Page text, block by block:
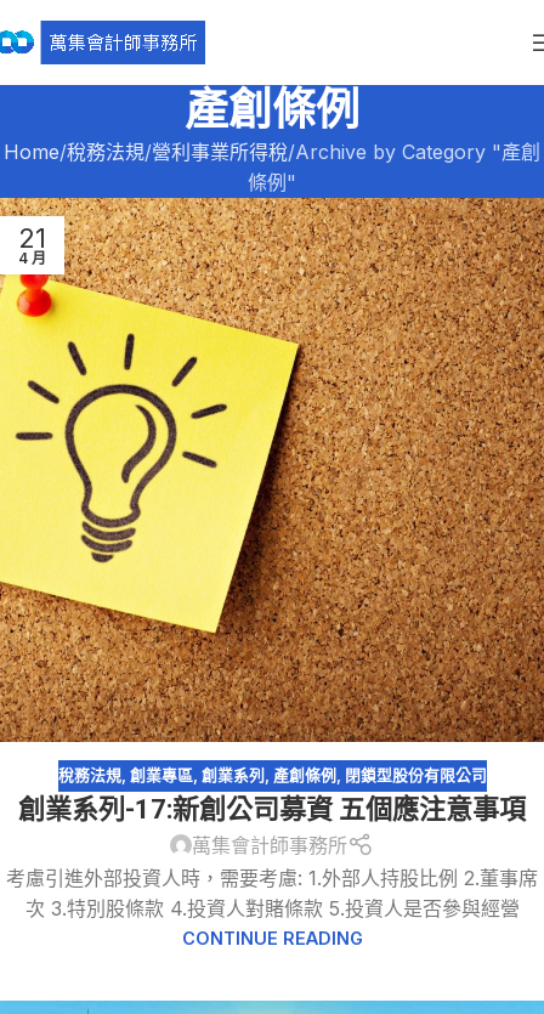
產創條例
Home 稅務法規 營利事業所得稅 Archive by Category "產創
條例"
21
4 月
稅務法規, 創業專區, 創業系列 , 產創條例 , 閉鎖型股份有限公司
創業系列-17:新創公司募資 五個應注意事項
萬集會計師事務所
考慮引進外部投資人時，需要考慮: 1.外部人持股比例 2.董事席
次 3.特別股條款 4.投資人對賭條款 5.投資人是否參與經營
CONTINUE READING